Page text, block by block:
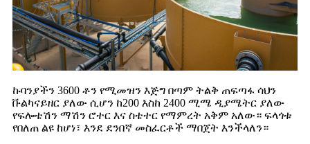
ኩባንያችን 3600 ቶን የሚመዝን እጅግ በጣም ትልቅ ጠፍጣፋ ሳህን
ቩልካናይዘር ያለው ሲሆን ከ200 እስከ 2400 ሚሜ ዲያሜትር ያለው
የፍሎቴሽን ማሽን ሮተር እና ስቴተር የማምረት አቅም አለው። ፍላጎቱ
የበለጠ ልዩ ከሆነ፣ እንደ ደንበኛ መስፈርቶች ማበጀት እንችላለን።